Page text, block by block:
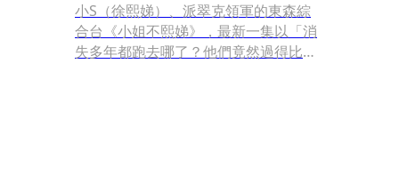
小S（徐熙娣）、派翠克領軍的東森綜
合台《小姐不熙娣》，最新一集以「消
失多年都跑去哪了？他們竟然過得比當